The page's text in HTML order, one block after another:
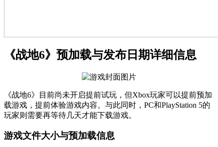
《战地6》预加载与发布日期详细信息
《战地6》目前尚未开启提前试玩，但Xbox玩家可以提前预加
载游戏，提前体验游戏内容。与此同时，PC和PlayStation 5的
玩家则需要再等待几天才能下载游戏。
游戏文件大小与预加载信息